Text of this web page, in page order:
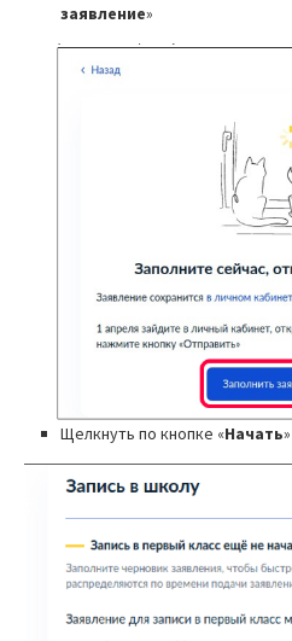
заявление»
Щелкнуть по кнопке «Начать»